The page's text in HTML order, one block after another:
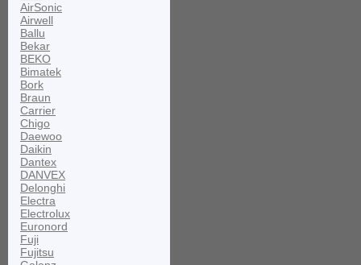
AirSonic
Airwell
Ballu
Bekar
BEKO
Bimatek
Bork
Braun
Carrier
Chigo
Daewoo
Daikin
Dantex
DANVEX
Delonghi
Electra
Electrolux
Euronord
Fuji
Fujitsu